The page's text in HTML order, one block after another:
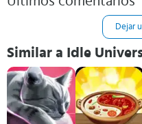
Dejar
Similar a Idle